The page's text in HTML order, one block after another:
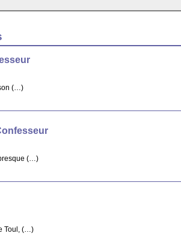
(…)
(…)
Toul, (…)